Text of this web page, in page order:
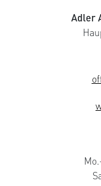
Adler